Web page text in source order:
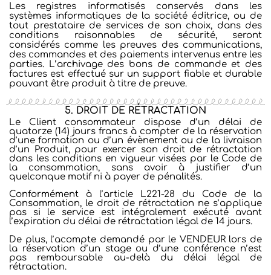
Les registres informatisés conservés dans les
systèmes informatiques de la société éditrice, ou de
tout prestataire de services de son choix, dans des
conditions raisonnables de sécurité, seront
considérés comme les preuves des communications,
des commandes et des paiements intervenus entre les
parties. L’archivage des bons de commande et des
factures est effectué sur un support fiable et durable
pouvant être produit à titre de preuve.
5. DROIT DE RÉTRACTATION
Le Client consommateur dispose d’un délai de
quatorze (14) jours francs à compter de la réservation
d’une formation ou d’un évènement ou de la livraison
d’un Produit, pour exercer son droit de rétractation
dans les conditions en vigueur visées par le Code de
la consommation, sans avoir à justifier d’un
quelconque motif ni à payer de pénalités.
Conformément à l’article L221-28 du Code de la
Consommation, le droit de rétractation ne s’applique
pas si le service est intégralement exécuté avant
l’expiration du délai de rétractation légal de 14 jours.
De plus, l’acompte demandé par le VENDEUR lors de
la réservation d’un stage ou d’une conférence n’est
pas remboursable au-delà du délai légal de
rétractation.